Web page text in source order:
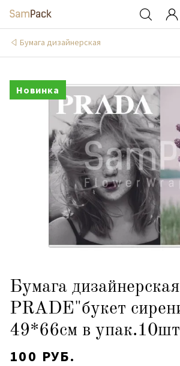
Бумага дизайнерская
Новинка
Бумага
PRADE"букет
49*66см в упак.10шт
100 РУБ.